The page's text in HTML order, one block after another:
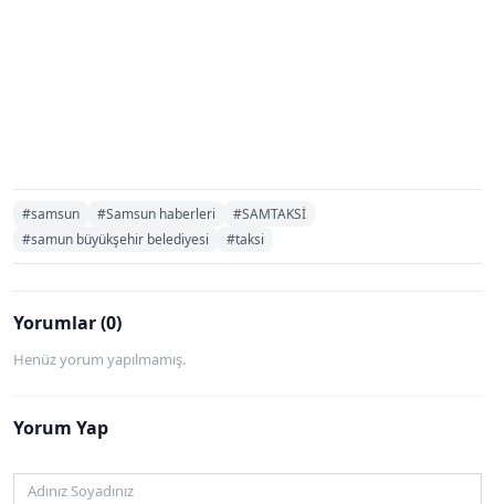
#samsun #Samsun haberleri
#SAMTAKSİ
#samun büyükşehir belediyesi
#taksi
Yorumlar (0)
Henüz yorum yapılmamış.
Yorum Yap